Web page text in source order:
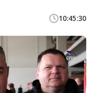
10:45:30